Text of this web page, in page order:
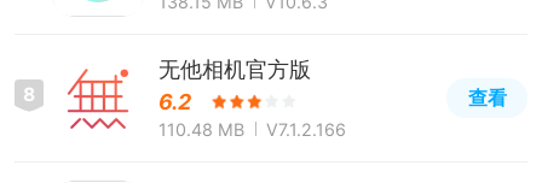
8
无他相机官方版
6.2
110.48 MB V7.1.2.166
查看